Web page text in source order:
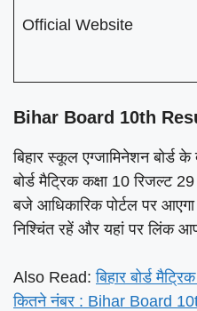
Official Website
Bihar Board 10th
बिहार स्कूल एग्जामिनेशन बोर्ड के
बोर्ड मैट्रिक कक्षा 10 रिजल्ट
बजे आधिकारिक पोर्टल पर
निश्चिंत रहें और यहां पर लिंक
Also Read:बिहार बोर्ड
कितने नंबर : Bihar Board